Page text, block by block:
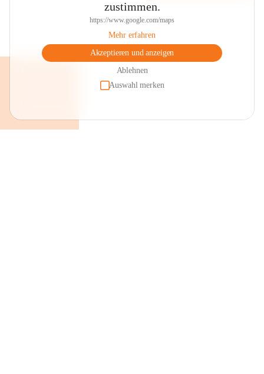
zustimmen.
https://www.google.com/maps
Mehr erfahren
Akzeptieren und anzeigen
Ablehnen
Auswahl merken